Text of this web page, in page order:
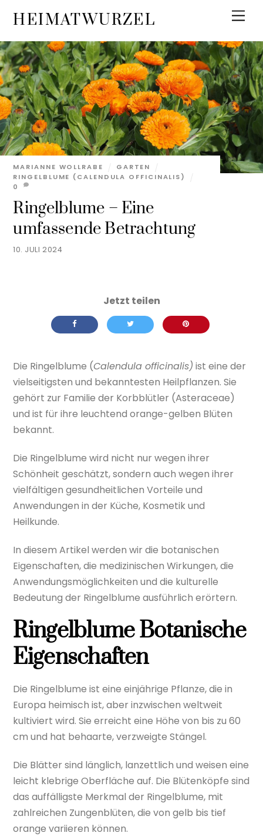
content
HEIMATWURZEL
10. JULI 2024
Ringelblume – Eine
umfassende Betrachtung
MARIANNE WOLLRABE
GARTEN
RINGELBLUME (CALENDULA OFFICINALIS)
0
Die Ringelblume (Calendula officinalis) ist eine der
vielseitigsten und bekanntesten Heilpflanzen. Sie
gehört zur Familie der Korbblütler (Asteraceae)
und ist für ihre leuchtend orange-gelben Blüten
bekannt.
Die Ringelblume wird nicht nur wegen ihrer
Schönheit geschätzt, sondern auch wegen ihrer
vielfältigen gesundheitlichen Vorteile und
Anwendungen in der Küche, Kosmetik und
Heilkunde.
In diesem Artikel werden wir die botanischen
Eigenschaften, die medizinischen Wirkungen, die
Anwendungsmöglichkeiten und die kulturelle
Bedeutung der Ringelblume ausführlich erörtern.
Ringelblume Botanische
Eigenschaften
Die Ringelblume ist eine einjährige Pflanze, die in
Europa heimisch ist, aber inzwischen weltweit
kultiviert wird. Sie erreicht eine Höhe von bis zu 60
cm und hat behaarte, verzweigte Stängel.
Die Blätter sind länglich, lanzettlich und weisen eine
leicht klebrige Oberfläche auf. Die Blütenköpfe sind
das auffälligste Merkmal der Ringelblume, mit
zahlreichen Zungenblüten, die von gelb bis tief
orange variieren können.